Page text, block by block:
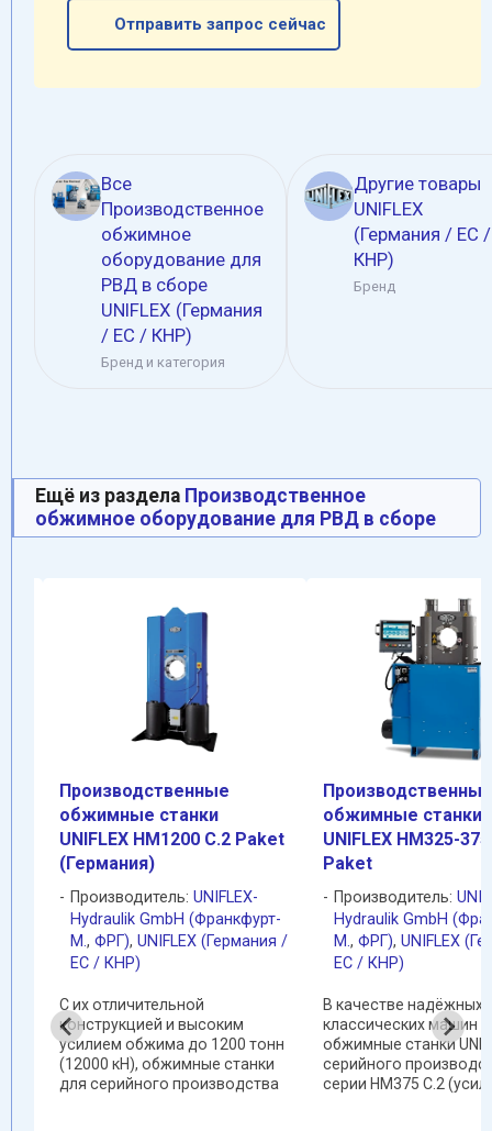
Отправить запрос сейчас
Все
Производственное
обжимное
оборудование для
РВД в сборе
UNIFLEX (Германия
/ EC / КНР)
Бренд и категория
Другие товары
UNIFLEX
(Германия / EC /
КНР)
Бренд
Ещё из раздела Производственное
обжимное оборудование для РВД в сборе
Производственные
обжимные станки
UNIFLEХ HM1200 С.2 Paket
(Германия)
Производитель: UNIFLEX-
Hydraulik GmbH (Франкфурт-
М., ФРГ), UNIFLEX (Германия /
EC / КНР)
С их отличительной
конструкцией и высоким
усилием обжима до 1200 тонн
(12000 кН), обжимные станки
для серийного производства
Производственные
обжимные станки
UNIFLEХ HM325-
Paket
Производитель:
Hydraulik GmbH
М., ФРГ), UNIFLEX
EC / КНР)
В качестве надёжных
классических машин
обжимные станки
серийного
серии HM375 С.2